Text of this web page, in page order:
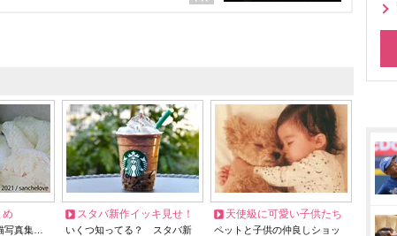
め
写真集…
スタバ新作イッキ見せ！
いくつ知ってる？ スタバ新
天使級に可愛い子供たち
ペットと子供の仲良しショッ